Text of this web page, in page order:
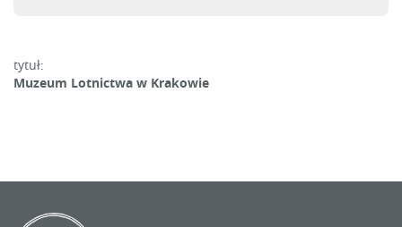
tytuł:
Muzeum Lotnictwa w Krakowie